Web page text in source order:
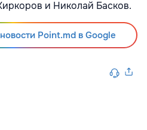
и Николай Басков.
Point.md в Google